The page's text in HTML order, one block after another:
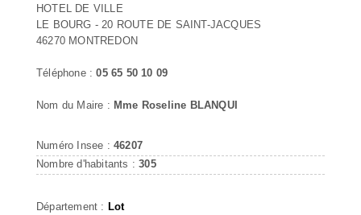
HOTEL DE VILLE
LE BOURG - 20 ROUTE DE SAINT-JACQUES
46270 MONTREDON
Téléphone :05 65 50 10 09
Nom du Maire : Mme Roseline BLANQUI
Numéro Insee : 46207
Nombre d'habitants :305
Département : Lot